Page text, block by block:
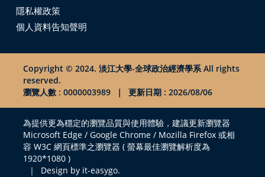
隱私權政策
個人資料告知聲明
Copyright © 2024. 淡江大學-全球政治經濟學系 All rights
reserved.
瀏覽人數 : 0000003989
｜ 更新日期 : 2026/08/06
為提供更為穩定的瀏覽品質與使用體驗，建議更新瀏覽器
Microsoft Edge / Google Chrome / Mozilla Firefox 或相
容 W3C 網頁標準之瀏覽器 ( 螢幕最佳瀏覽解析度為
1920*1080 )
｜
Design by it-easygo.